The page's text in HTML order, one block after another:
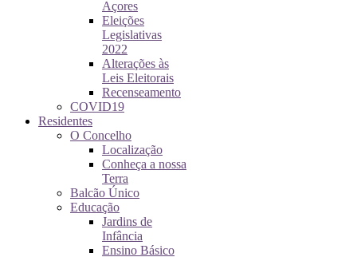
Açores
Eleições
Legislativas
2022
Alterações às
Leis Eleitorais
Recenseamento
COVID19
Residentes
O Concelho
Localização
Conheça a nossa
Terra
Balcão Único
Educação
Jardins de
Infância
Ensino Básico